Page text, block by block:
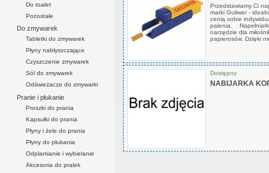
Do toalet
Pozostałe
Do zmywarek
Tabletki do zmywarek
Płyny nabłyszczające
Czyszczenie zmywarek
Sól do zmywarek
Odświeżacze do zmywarki
Pranie i płukanie
Proszki do prania
Kapsułki do prania
Płyny i żele do prania
Płyny do płukania
Odplamianie i wybielanie
Akcesoria do pralek
Przedstawiamy Ci
marki Guliwer -
cenią sobie
palenia.
narzędzie dla
papierosów. Dzięki
Dostępny
NABIJARKA